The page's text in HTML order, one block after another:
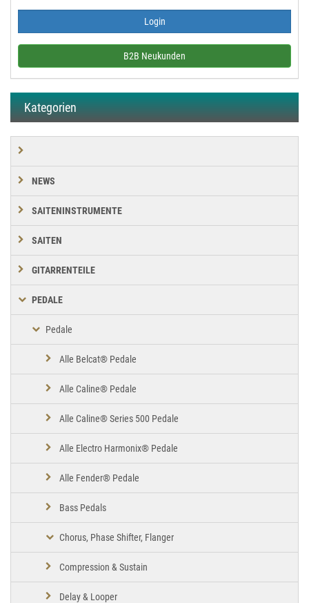
B2B Neukunden
Kategorien
NEWS
SAITENINSTRUMENTE
SAITEN
GITARRENTEILE
PEDALE
Pedale
Alle Belcat® Pedale
Alle Caline® Pedale
Alle Caline® Series 500 Pedale
Alle Electro Harmonix® Pedale
Alle Fender® Pedale
Bass Pedals
Chorus, Phase Shifter, Flanger
Compression & Sustain
Delay & Looper